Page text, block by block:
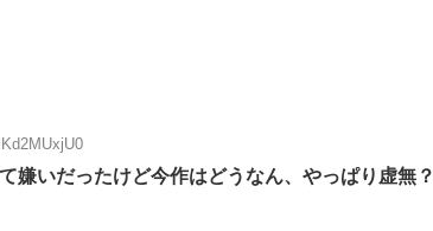
嫌いだったけど今作はどうなん、やっぱり虚無？